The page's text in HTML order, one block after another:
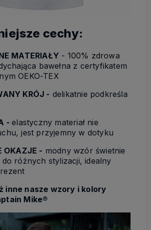
cechy:
MATERIAŁY - 100% zdrowa
bawełna z certyfikatem
OEKO-TEX
KRÓJ - delikatnie podkreśla
-elastyczny materiał nie
jest przyjemny w dotyku
OKAZJE - modny wzór świetnie
do różnych stylizacji, idealny
inne nasze wzory i kolory
Mike®